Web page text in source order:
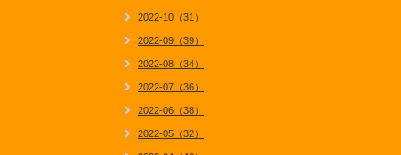
2022-10（31）
2022-09（39）
2022-08（34）
2022-07（36）
2022-06（38）
2022-05（32）